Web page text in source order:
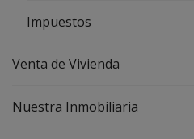
Impuestos
Venta de Vivienda
Nuestra Inmobiliaria